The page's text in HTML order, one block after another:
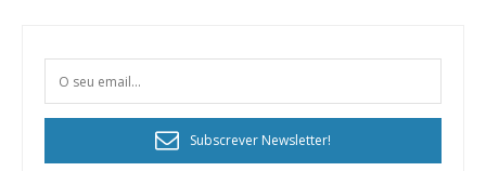
Subscrever Newsletter!